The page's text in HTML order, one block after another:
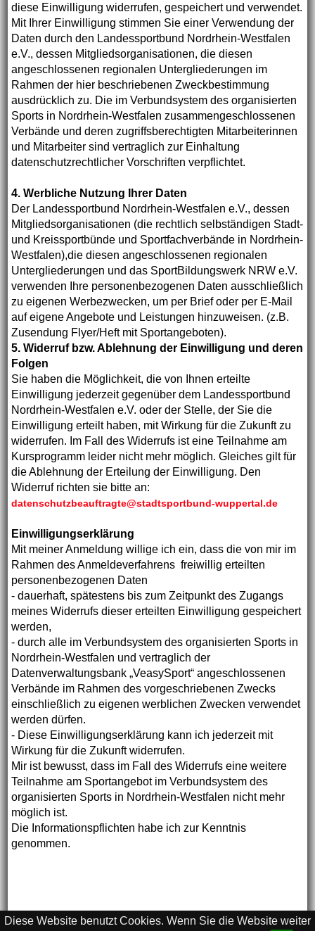
Diese Website benutzt Cookies. Wenn Sie die Website weiter
diese Einwilligung widerrufen, gespeichert und verwendet.
Mit Ihrer Einwilligung stimmen Sie einer Verwendung der
Daten durch den Landessportbund Nordrhein-Westfalen
e.V., dessen Mitgliedsorganisationen, die diesen
angeschlossenen regionalen Untergliederungen im
Rahmen der hier beschriebenen Zweckbestimmung
ausdrücklich zu. Die im Verbundsystem des organisierten
Sports in Nordrhein-Westfalen zusammengeschlossenen
Verbände und deren zugriffsberechtigten Mitarbeiterinnen
und Mitarbeiter sind vertraglich zur Einhaltung
datenschutzrechtlicher Vorschriften verpflichtet.
4. Werbliche Nutzung Ihrer Daten
Der Landessportbund Nordrhein-Westfalen e.V., dessen
Mitgliedsorganisationen (die rechtlich selbständigen Stadt-
und Kreissportbünde und Sportfachverbände in Nordrhein-
Westfalen),die diesen angeschlossenen regionalen
Untergliederungen und das SportBildungswerk NRW e.V.
verwenden Ihre personenbezogenen Daten ausschließlich
zu eigenen Werbezwecken, um per Brief oder per E-Mail
auf eigene Angebote und Leistungen hinzuweisen. (z.B.
Zusendung Flyer/Heft mit Sportangeboten).
5. Widerruf bzw. Ablehnung der Einwilligung und deren
Folgen
Sie haben die Möglichkeit, die von Ihnen erteilte
Einwilligung jederzeit gegenüber dem Landessportbund
Nordrhein-Westfalen e.V. oder der Stelle, der Sie die
Einwilligung erteilt haben, mit Wirkung für die Zukunft zu
widerrufen. Im Fall des Widerrufs ist eine Teilnahme am
Kursprogramm leider nicht mehr möglich. Gleiches gilt für
die Ablehnung der Erteilung der Einwilligung. Den
Widerruf richten sie bitte an:
datenschutzbeauftragte@stadtsportbund-wuppertal.de
Einwilligungserklärung
Mit meiner Anmeldung willige ich ein, dass die von mir im
Rahmen des Anmeldeverfahrens freiwillig erteilten
personenbezogenen Daten
- dauerhaft, spätestens bis zum Zeitpunkt des Zugangs
meines Widerrufs dieser erteilten Einwilligung gespeichert
werden,
- durch alle im Verbundsystem des organisierten Sports in
Nordrhein-Westfalen und vertraglich der
Datenverwaltungsbank „VeasySport“ angeschlossenen
Verbände im Rahmen des vorgeschriebenen Zwecks
einschließlich zu eigenen werblichen Zwecken verwendet
werden dürfen.
- Diese Einwilligungserklärung kann ich jederzeit mit
Wirkung für die Zukunft widerrufen.
Mir ist bewusst, dass im Fall des Widerrufs eine weitere
Teilnahme am Sportangebot im Verbundsystem des
organisierten Sports in Nordrhein-Westfalen nicht mehr
möglich ist.
Die Informationspflichten habe ich zur Kenntnis
genommen.
Homepage Software